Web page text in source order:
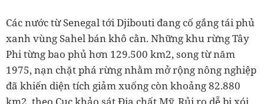
Các nước từ Senegal tới Djibouti đang cố gắng tái phủ
xanh vùng Sahel bán khô cằn. Những khu rừng Tây
Phi từng bao phủ hơn 129.500 km2, song từ năm
1975, nạn chặt phá rừng nhằm mở rộng nông nghiệp
đã khiến diện tích giảm xuống còn khoảng 82.880
km2, theo Cục khảo sát Địa chất Mỹ. Rủi ro dễ bị xói